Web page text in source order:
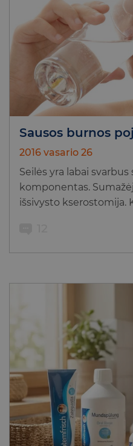
Sausos burnos
2016 vasario 26
Seilės yra labai
komponentas.
išsivysto kserostomija.